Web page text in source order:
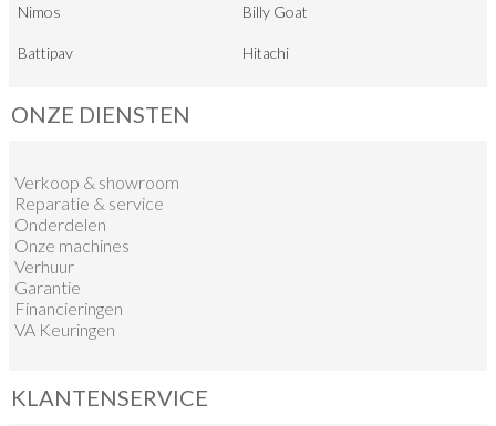
Nimos Billy Goat
Battipav Hitachi
ONZE DIENSTEN
Verkoop & showroom
Reparatie & service
Onderdelen
Onze machines
Verhuur
Garantie
Financieringen
VA Keuringen
KLANTENSERVICE